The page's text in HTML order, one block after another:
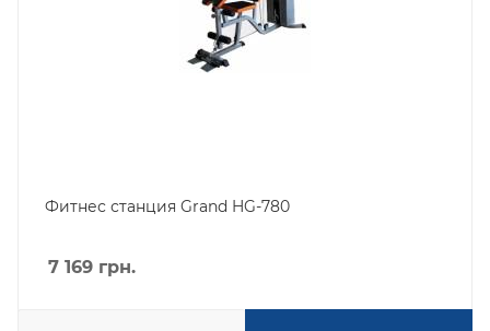
Фитнес станция Grand HG-780
7 169 грн.